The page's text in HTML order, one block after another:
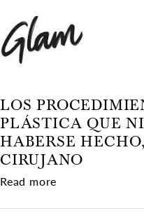
LOS
PLÁSTICA QUE
HABERSE
CIRUJANO
Read more